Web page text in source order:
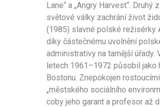
Lane“ a „Angry Harvest“.
světové války zachrání život
(1985) slavné polské režisérky
díky částečnému uvolnění
administrativy na tamější
letech 1961–1972 působil jako
Bostonu. Znepokojen
„městského sociálního
coby jeho garant a profesor až